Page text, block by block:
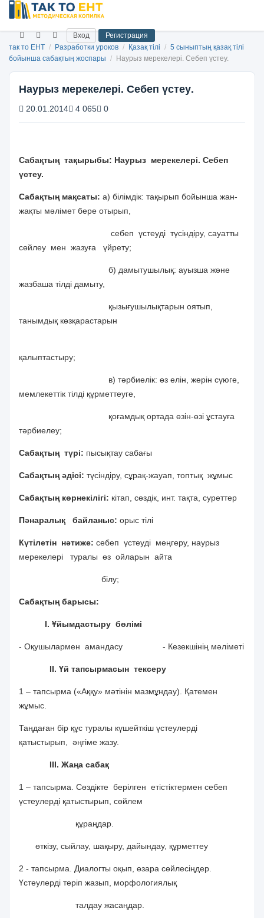
Вход
Регистрация
так то ЕНТ / Разработки уроков / Қазақ тілі / 5 сыныптың қазақ тілі
бойынша сабақтың жоспары / Наурыз мерекелері. Себеп үстеу.
Наурыз мерекелері. Себеп үстеу.
20.01.2014 4 065 0
Сабақтың тақырыбы: Наурыз мерекелері. Себеп
үстеу.
Сабақтың мақсаты: а) білімдік: тақырып бойынша жан-
жақты мәлімет бере отырып,
себеп үстеуді түсіндіру, сауатты
сөйлеу мен жазуға үйрету;
б) дамытушылық: ауызша және
жазбаша тілді дамыту,
қызығушылықтарын оятып,
танымдық көзқарастарын
қалыптастыру;
в) тәрбиелік: өз елін, жерін сүюге,
мемлекеттік тілді құрметтеуге,
қоғамдық ортада өзін-өзі ұстауға
тәрбиелеу;
Сабақтың түрі: пысықтау сабағы
Сабақтың әдісі: түсіндіру, сұрақ-жауап, топтық жұмыс
Сабақтың көрнекілігі: кітап, сөздік, инт. тақта, суреттер
Пәнаралық байланыс: орыс тілі
Күтілетін нәтиже: себеп үстеуді меңгеру, наурыз
мерекелері туралы өз ойларын айта
білу;
Сабақтың барысы:
І. Ұйымдастыру бөлімі
- Оқушылармен амандасу - Кезекшінің мәліметі
ІІ. Үй тапсырмасын тексеру
1 – тапсырма («Аққу» мәтінін мазмұндау). Қатемен
жұмыс.
Таңдаған бір құс туралы күшейткіш үстеулерді
қатыстырып, әңгіме жазу.
ІІІ. Жаңа сабақ
1 – тапсырма. Сөздікте берілген етістіктермен себеп
үстеулерді қатыстырып, сөйлем
құраңдар.
өткізу, сыйлау, шақыру, дайындау, құрметтеу
2 - тапсырма. Диалогты оқып, өзара сөйлесіңдер.
Үстеулерді теріп жазып, морфологиялық
талдау жасаңдар.